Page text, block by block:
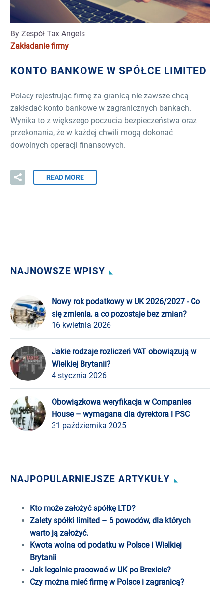
By Zespół Tax Angels
Zakładanie firmy
KONTO BANKOWE W SPÓŁCE LIMITED
Polacy rejestrując firmę za granicą nie zawsze chcą
zakładać konto bankowe w zagranicznych bankach.
Wynika to z większego poczucia bezpieczeństwa oraz
przekonania, że w każdej chwili mogą dokonać
dowolnych operacji finansowych.
READ MORE
NAJNOWSZE WPISY
Nowy rok podatkowy w UK 2026/2027 - Co
się zmienia, a co pozostaje bez zmian?
16 kwietnia 2026
Jakie rodzaje rozliczeń VAT obowiązują w
Wielkiej Brytanii?
4 stycznia 2026
Obowiązkowa weryfikacja w Companies
House – wymagana dla dyrektora i PSC
31 października 2025
NAJPOPULARNIEJSZE ARTYKUŁY
Kto może założyć spółkę LTD?
Zalety spółki limited – 6 powodów, dla których
warto ją założyć.
Kwota wolna od podatku w Polsce i Wielkiej
Brytanii
Jak legalnie pracować w UK po Brexicie?
Czy można mieć firmę w Polsce i zagranicą?